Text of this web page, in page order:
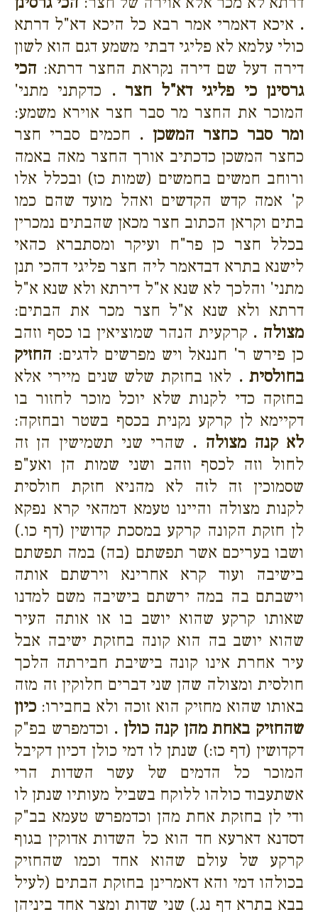
. איכא דאמרי אמר רבא כל היכא דא"ל דרתא
כולי עלמא לא פליגי דבתי משמע דגם הוא לשון
דירה דעל שם דירה נקראת החצר דרתא: הכי
גרסינן כי פליגי דא"ל חצר . כדקתני מתני'
המוכר את החצר מר סבר חצר אוירא משמע:
ומר סבר כחצר המשכן . חכמים סברי חצר
כחצר המשכן כדכתיב אורך החצר מאה באמה
ורוחב חמשים בחמשים (שמות כז) ובכלל אלו
ק' אמה קדש הקדשים ואהל מועד שהם כמו
בתים וקראן הכתוב חצר מכאן שהבתים נמכרין
בכלל חצר כן פר"ח ועיקר ומסתברא כהאי
לישנא בתרא דבדאמר ליה חצר פליגי דהכי תנן
מתני' והלכך לא שנא א"ל דירתא ולא שנא א"ל
דרתא ולא שנא א"ל חצר מכר את הבתים:
מצולה . קרקעית הנהר שמוציאין בו כסף וזהב
כן פירש ר' חננאל ויש מפרשים לדגים: החזיק
בחולסית . לאו בחזקת שלש שנים מיירי אלא
בחזקה כדי לקנות שלא יוכל מוכר לחזור בו
דקיימא לן קרקע נקנית בכסף בשטר ובחזקה:
לא קנה מצולה . שהרי שני תשמישין הן זה
לחול וזה לכסף וזהב ושני שמות הן ואע"פ
שסמוכין זה לזה לא מהניא חזקת חולסית
לקנות מצולה והיינו טעמא דמהאי קרא נפקא
לן חזקת הקונה קרקע במסכת קדושין (דף כו.)
ושבו בעריכם אשר תפשתם (בה) במה תפשתם
בישיבה ועוד קרא אחרינא וירשתם אותה
וישבתם בה במה ירשתם בישיבה משם למדנו
שאותו קרקע שהוא יושב בו או אותה העיר
שהוא יושב בה הוא קונה בחזקת ישיבה אבל
עיר אחרת אינו קונה בישיבת חבירתה הלכך
חולסית ומצולה שהן שני דברים חלוקין זה מזה
באותו שהוא מחזיק הוא זוכה ולא בחבירו: כיון
שהחזיק באחת מהן קנה כולן . וכדמפרש בפ"ק
דקדושין (דף כז:) שנתן לו דמי כולן דכיון דקיבל
המוכר כל הדמים של עשר השדות הרי
אשתעבוד כולהו ללוקח בשביל מעותיו שנתן לו
ודי לן בחזקת אחת מהן וכדמפרש טעמא בב"ק
דסדנא דארעא חד הוא כל השדות אדוקין בגוף
קרקע של עולם שהוא אחד וכמו שהחזיק
בכולהו דמי והא דאמרינן בחזקת הבתים (לעיל
בבא בתרא דף נג.) שני שדות ומצר אחד ביניהן